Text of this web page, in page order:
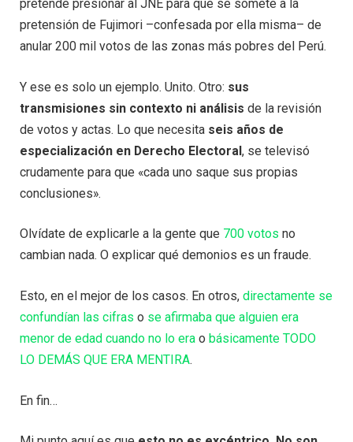
pretende presionar al JNE para que se somete a la
pretensión de Fujimori –confesada por ella misma– de
anular 200 mil votos de las zonas más pobres del Perú.
Y ese es solo un ejemplo. Unito. Otro: sus
transmisiones sin contexto ni análisis de la revisión
de votos y actas. Lo que necesita seis años de
especialización en Derecho Electoral, se televisó
crudamente para que «cada uno saque sus propias
conclusiones».
Olvídate de explicarle a la gente que 700 votos no
cambian nada. O explicar qué demonios es un fraude.
Esto, en el mejor de los casos. En otros, directamente se
confundían las cifras o se afirmaba que alguien era
menor de edad cuando no lo era o básicamente TODO
LO DEMÁS QUE ERA MENTIRA.
En fin…